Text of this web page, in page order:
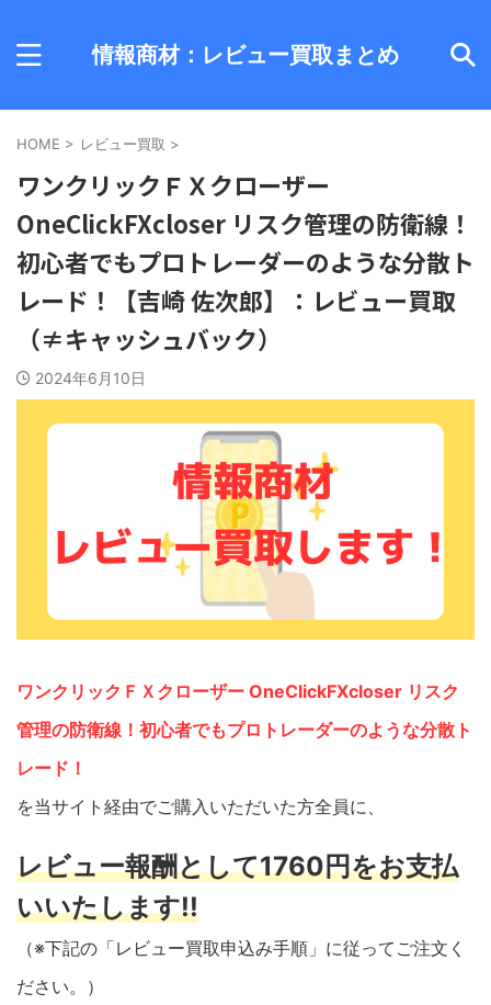
情報商材：レビュー買取まとめ
HOME > レビュー買取 >
ワンクリックＦＸクローザー
OneClickFXcloser リスク管理の防衛線！
初心者でもプロトレーダーのような分散ト
レード！【吉崎 佐次郎】：レビュー買取
（≠キャッシュバック）
2024年6月10日
ワンクリックＦＸクローザー OneClickFXcloser リスク
管理の防衛線！初心者でもプロトレーダーのような分散ト
レード！
を当サイト経由でご購入いただいた方全員に、
レビュー報酬として1760円をお支払
いいたします!!
（※下記の「レビュー買取申込み手順」に従ってご注文く
ださい。）